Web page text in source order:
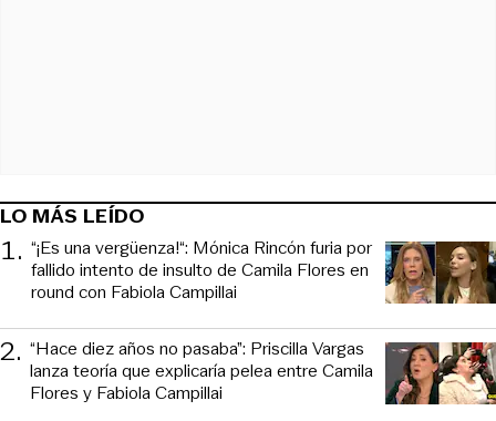
LO MÁS LEÍDO
1. “¡Es una vergüenza!“: Mónica Rincón furia por
fallido intento de insulto de Camila Flores en
round con Fabiola Campillai
2. “Hace diez años no pasaba”: Priscilla Vargas
lanza teoría que explicaría pelea entre Camila
Flores y Fabiola Campillai